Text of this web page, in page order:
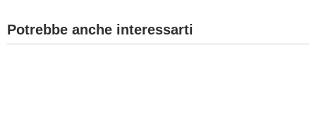
GUIDE
Potrebbe anche interessarti